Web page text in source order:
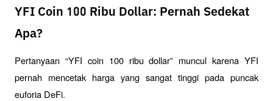
YFI Coin 100 Ribu Dollar: Pernah Sedekat
Apa?
Pertanyaan “YFI coin 100 ribu dollar” muncul karena YFI
pernah mencetak harga yang sangat tinggi pada puncak
euforia DeFi.